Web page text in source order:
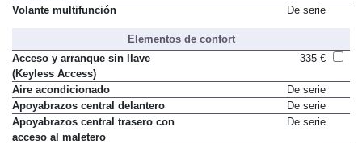
longitudinal
Elementos de confort
Acceso y arranque sin llave
(Keyless Access)
Aire acondicionado
De serie
Apoyabrazos central delantero
De serie
Apoyabrazos central trasero con